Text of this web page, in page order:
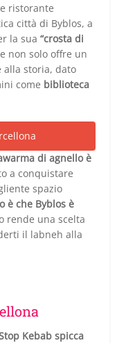
ristorante
città di Byblos, a
la sua“crosta di
non solo offre un
alla storia, dato
come biblioteca
di agnello è
a conquistare
spazio
è che Byblos è
rende una scelta
il labneh alla
Kebab spicca